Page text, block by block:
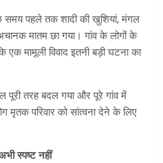
पहले तक शादी की खुशियां, मंगल
मातम छा गया। गांव के लोगों के
एक मामूली विवाद इतनी बड़ी घटना का
पूरी तरह बदल गया और पूरे गांव में
मृतक परिवार को सांत्वना देने के लिए
स्पष्ट नहीं